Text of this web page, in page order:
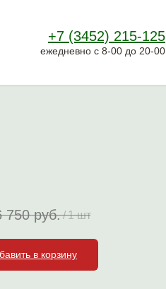
+7 (3452) 215-125
ежедневно с 8-00 до 20-00
750 руб./1 шт
в корзину